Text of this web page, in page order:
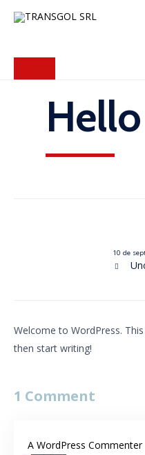
10 de

Welcome to WordPress.
then start writing!
1 Comment
A WordPress Commenter